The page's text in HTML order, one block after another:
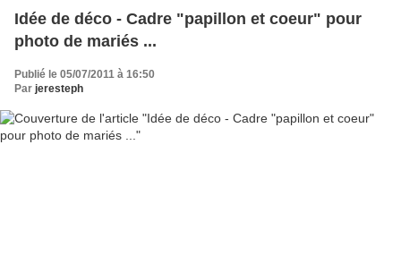
Idée de déco - Cadre "papillon et coeur" pour
photo de mariés ...
Publié le 05/07/2011 à 16:50
Par jeresteph